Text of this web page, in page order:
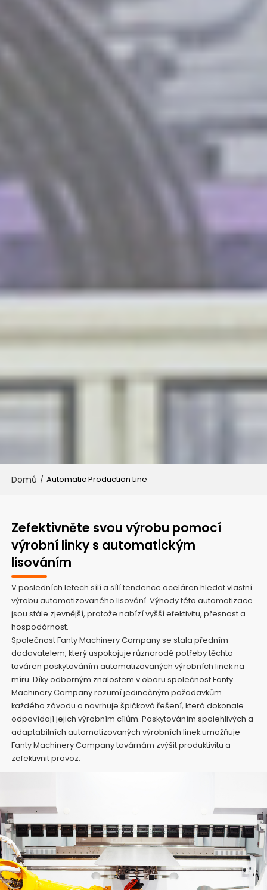
Domů / Automatic Production Line
Zefektivněte svou výrobu pomocí
výrobní linky s automatickým
lisováním
V posledních letech sílí a sílí tendence oceláren hledat vlastní
výrobu automatizovaného lisování. Výhody této automatizace
jsou stále zjevnější, protože nabízí vyšší efektivitu, přesnost a
hospodárnost.
Společnost Fanty Machinery Company se stala předním
dodavatelem, který uspokojuje různorodé potřeby těchto
továren poskytováním automatizovaných výrobních linek na
míru. Díky odborným znalostem v oboru společnost Fanty
Machinery Company rozumí jedinečným požadavkům
každého závodu a navrhuje špičková řešení, která dokonale
odpovídají jejich výrobním cílům. Poskytováním spolehlivých a
adaptabilních automatizovaných výrobních linek umožňuje
Fanty Machinery Company továrnám zvýšit produktivitu a
zefektivnit provoz.